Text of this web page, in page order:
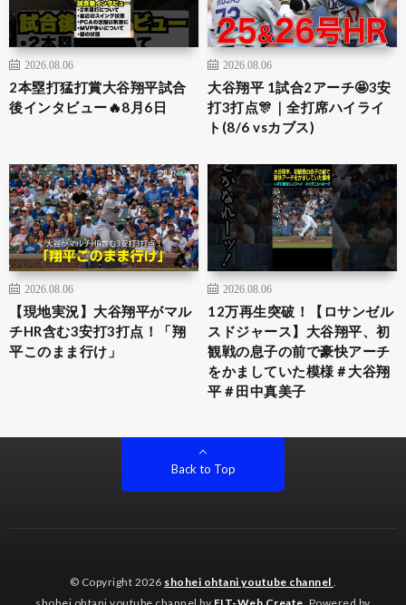
2026.08.06
2本塁打猛打賞大谷翔平試合
後インタビュー🔥8月6日
2026.08.06
大谷翔平 1試合2アーチ🤩3安
打3打点🎊｜全打席ハイライ
ト(8/6 vsカブス)
2026.08.06
【現地実況】大谷翔平がマル
チHR含む3安打3打点！「翔
平このまま行け」
2026.08.06
12万再生突破！【ロサンゼル
スドジャース】大谷翔平、初
観戦の息子の前で豪快アーチ
をかましていた模様＃大谷翔
平＃田中真美子
Back to Top
© Copyright 2026 shohei ohtani youtube channel